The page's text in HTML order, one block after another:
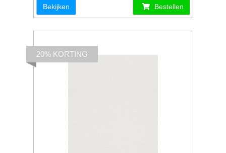
Bekijken Bestellen
20% KORTING